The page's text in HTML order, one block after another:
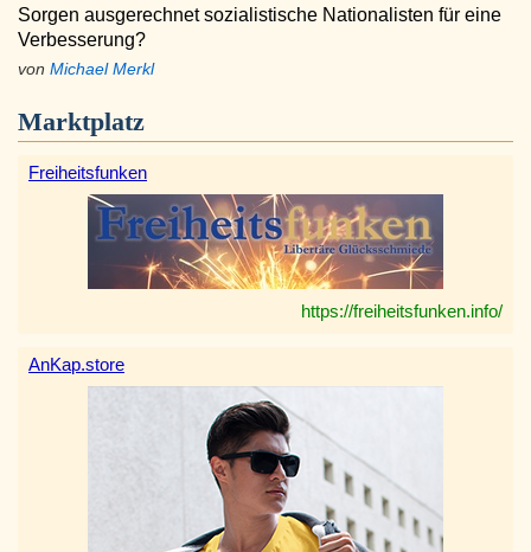
Sorgen ausgerechnet sozialistische Nationalisten für eine
Verbesserung?
von Michael Merkl
Marktplatz
Freiheitsfunken
https://freiheitsfunken.info/
AnKap.store